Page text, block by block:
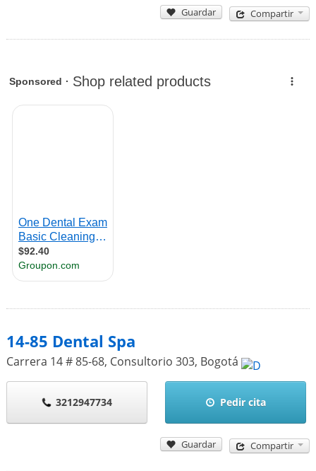
Guardar Compartir
14-85 Dental Spa
Carrera 14 # 85-68, Consultorio 303, Bogotá
3212947734 Pedir cita
Guardar Compartir